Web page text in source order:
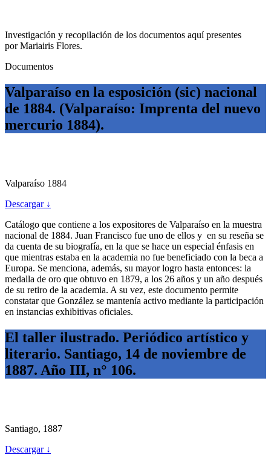
Investigación y recopilación de los documentos aquí presentes
por Mariairis Flores.
Documentos
Valparaíso en la esposición (sic) nacional
de 1884. (Valparaíso: Imprenta del nuevo
mercurio 1884).
Valparaíso 1884
Descargar ↓
Catálogo que contiene a los expositores de Valparaíso en la muestra
nacional de 1884. Juan Francisco fue uno de ellos y en su reseña se
da cuenta de su biografía, en la que se hace un especial énfasis en
que mientras estaba en la academia no fue beneficiado con la beca a
Europa. Se menciona, además, su mayor logro hasta entonces: la
medalla de oro que obtuvo en 1879, a los 26 años y un año después
de su retiro de la academia. A su vez, este documento permite
constatar que González se mantenía activo mediante la participación
en instancias exhibitivas oficiales.
El taller ilustrado. Periódico artístico y
literario. Santiago, 14 de noviembre de
1887. Año III, n° 106.
Santiago, 1887
Descargar ↓